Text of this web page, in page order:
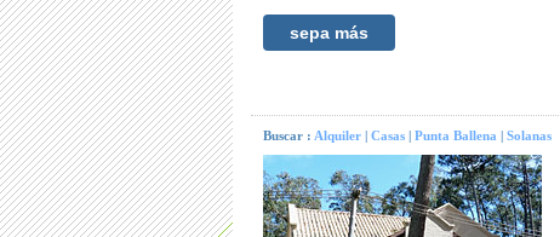
sepa más
Buscar : Alquiler Casas Punta Ballena Solanas